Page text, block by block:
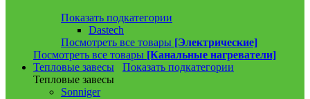
Показать подкатегории
Dastech
Посмотреть все товары [Электрические]
Посмотреть все товары [Канальные нагреватели]
Тепловые завесы
Показать подкатегории
Тепловые завесы
Sonniger